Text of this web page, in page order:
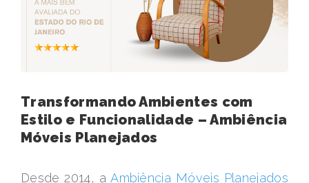
Transformando Ambientes com
Estilo e Funcionalidade – Ambiência
Móveis Planejados
Desde 2014, aAmbiência Móveis Planejados